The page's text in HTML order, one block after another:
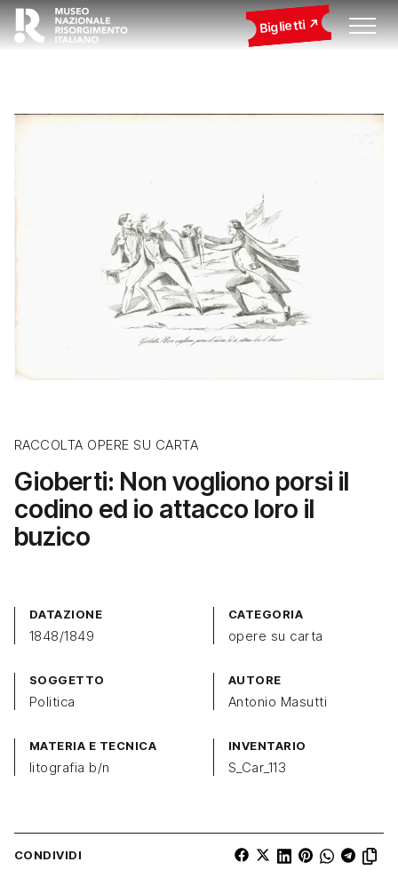
Biglietti
RACCOLTA OPERE SU CARTA
Gioberti: Non vogliono porsi il
codino ed io attacco loro il
buzico
DATAZIONE
1848/1849
CATEGORIA
opere su carta
SOGGETTO
Politica
AUTORE
Antonio Masutti
MATERIA E TECNICA
litografia b/n
INVENTARIO
S_Car_113
CONDIVIDI